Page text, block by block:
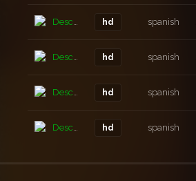
Descarga hd spanish
Descarga hd spanish
Descarga hd spanish
Descarga hd spanish